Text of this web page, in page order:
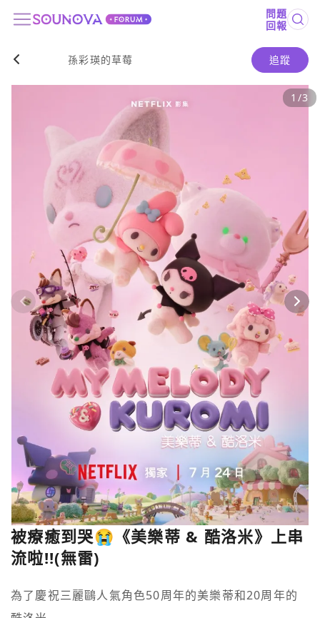
問題
回報
1 /3
孫彩瑛的草莓 追蹤
被療癒到哭😭《美樂蒂 & 酷洛米》上串
流啦!!(無雷)
為了慶祝三麗鷗人氣角色50周年的美樂蒂和20周年的